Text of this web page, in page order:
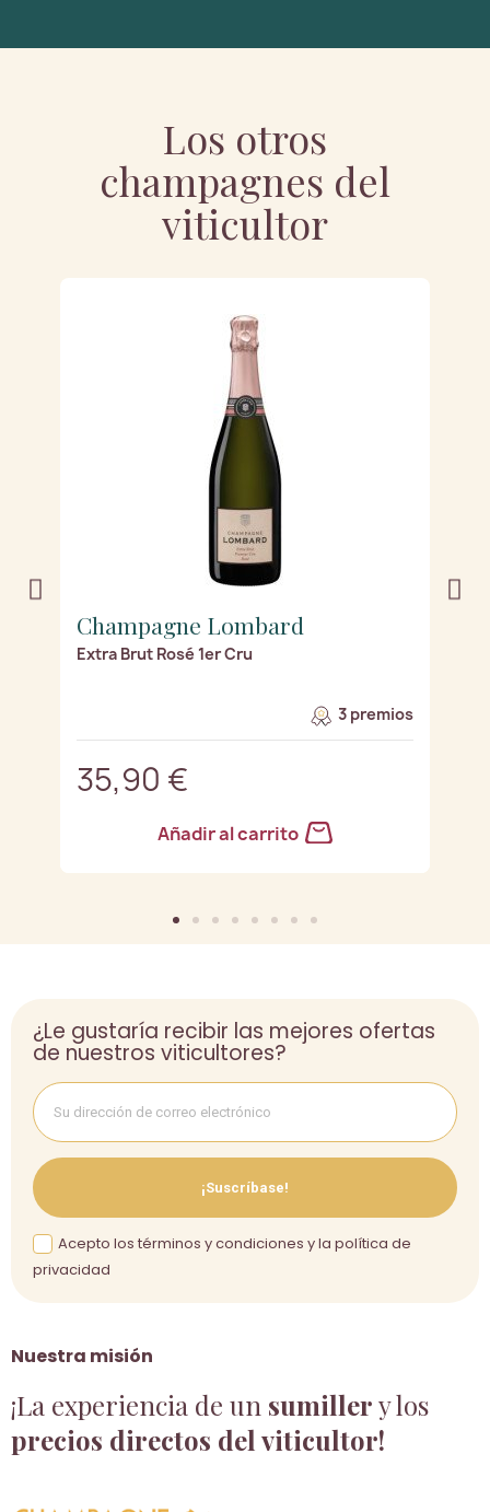
Los otros
champagnes del
viticultor
Champagne Lombard
Extra Brut Rosé 1er Cru
3 premios
35,90 €
Añadir al carrito
Nuestra misión
¡La experiencia de un sumillery los
precios directos del viticultor!
¿Le gustaría recibir las mejores ofertas
de nuestros viticultores?
¡Suscríbase!
Acepto los términos y condiciones y la política de
privacidad